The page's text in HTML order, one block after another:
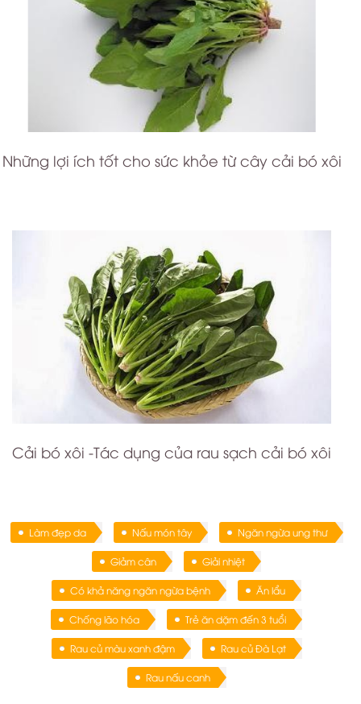
Làm đẹp da Nấu món tây Ngăn ngừa ung thư
Giảm cân Giải nhiệt
Có khả năng ngăn ngừa bệnh Ăn lẩu
Chống lão hóa Trẻ ăn dặm đến 3 tuổi
Rau củ màu xanh đậm Rau củ Đà Lạt
Rau nấu canh
Những lợi ích tốt cho sức khỏe từ cây cải bó xôi
Cải bó xôi -Tác dụng của rau sạch cải bó xôi